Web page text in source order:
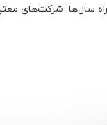
سال‌ها شرکت‌های